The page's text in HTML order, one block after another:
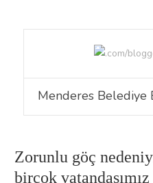
Menderes Belediye
Zorunlu göç
birçok